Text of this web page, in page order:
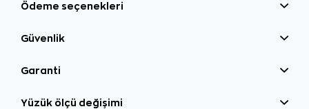
Ödeme seçenekleri
Güvenlik
Garanti
Yüzük ölçü değişimi